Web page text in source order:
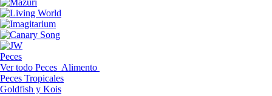
Peces
Ver todo Peces Alimento
Peces Tropicales
Goldfish y Kois